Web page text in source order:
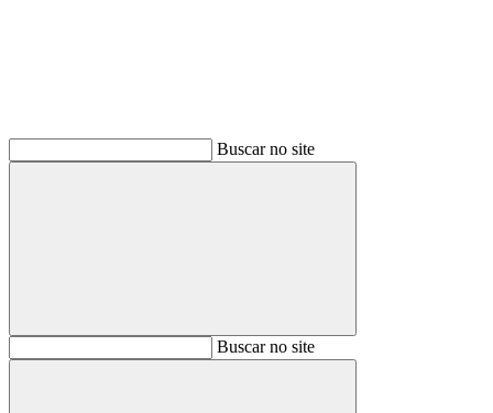
Buscar no site
BuscarBuscar no site